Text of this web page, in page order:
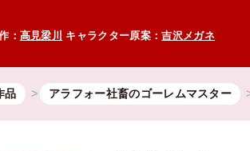
： 高見梁川 キャラクター原案：吉沢メガネ
品 アラフォー社畜のゴーレムマスター